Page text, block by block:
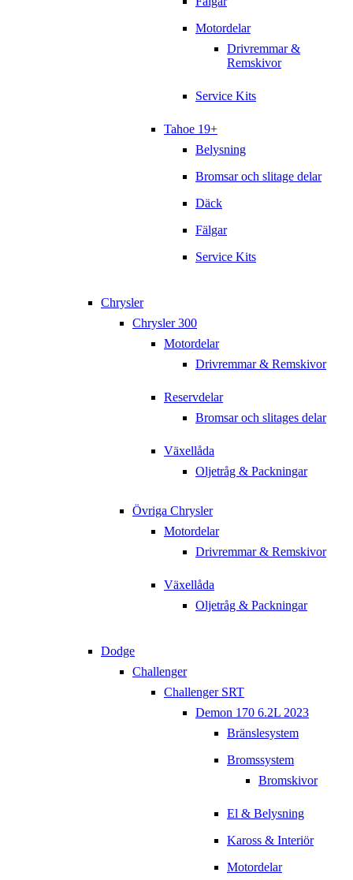
Motordelar
Drivremmar &
Remskivor
Service Kits
Tahoe 19+
Belysning
Bromsar och slitage delar
Däck
Fälgar
Service Kits
Chrysler
Chrysler 300
Motordelar
Drivremmar & Remskivor
Reservdelar
Bromsar och slitages delar
Växellåda
Oljetråg & Packningar
Övriga Chrysler
Motordelar
Drivremmar & Remskivor
Växellåda
Oljetråg & Packningar
Dodge
Challenger
Challenger SRT
Demon 170 6.2L 2023
Bränslesystem
Bromssystem
Bromskivor
El & Belysning
Kaross & Interiör
Motordelar